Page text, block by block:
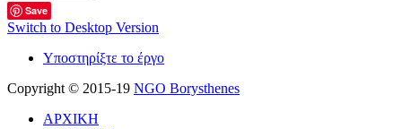
Save
Switch to Desktop Version
Υποστηρίξτε το έργο
Copyright © 2015-19 NGO Borysthenes
ΑΡΧΙΚΗ